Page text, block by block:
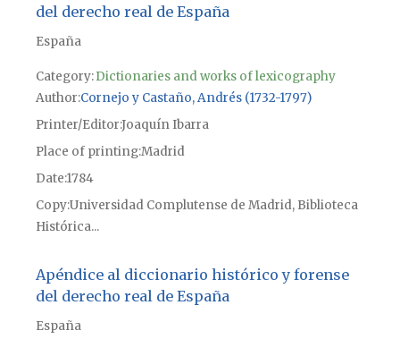
del derecho real de España
España
Category:Dictionaries and works of lexicography
Author Cornejo y Castaño, Andrés (1732-1797)
Printer/EditorJoaquín Ibarra
Place of printingMadrid
Date1784
CopyUniversidad Complutense de Madrid, Biblioteca
Histórica...
Apéndice al diccionario histórico y forense
del derecho real de España
España